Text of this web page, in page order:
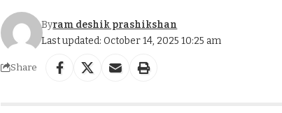
Last updated: October 14, 2025 10:25 am
Byram deshik prashikshan
Share